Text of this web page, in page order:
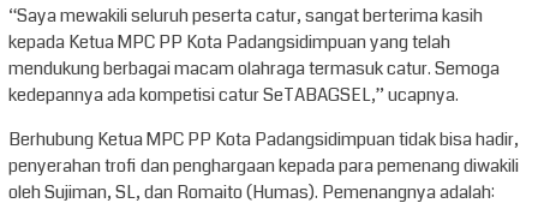
“Saya mewakili seluruh peserta catur, sangat berterima kasih
kepada Ketua MPC PP Kota Padangsidimpuan yang telah
mendukung berbagai macam olahraga termasuk catur. Semoga
kedepannya ada kompetisi catur SeTABAGSEL,” ucapnya.
Berhubung Ketua MPC PP Kota Padangsidimpuan tidak bisa hadir,
penyerahan trofi dan penghargaan kepada para pemenang diwakili
oleh Sujiman, SL, dan Romaito (Humas). Pemenangnya adalah: